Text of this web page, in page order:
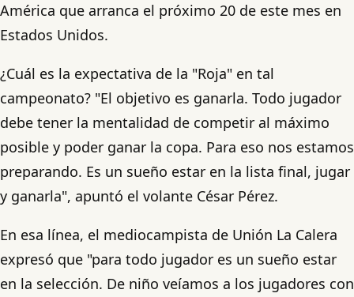
América que arranca el próximo 20 de este mes en
Estados Unidos.
¿Cuál es la expectativa de la "Roja" en tal
campeonato? "El objetivo es ganarla. Todo jugador
debe tener la mentalidad de competir al máximo
posible y poder ganar la copa. Para eso nos estamos
preparando. Es un sueño estar en la lista final, jugar
y ganarla", apuntó el volante César Pérez.
En esa línea, el mediocampista de Unión La Calera
expresó que "para todo jugador es un sueño estar
en la selección. De niño veíamos a los jugadores con